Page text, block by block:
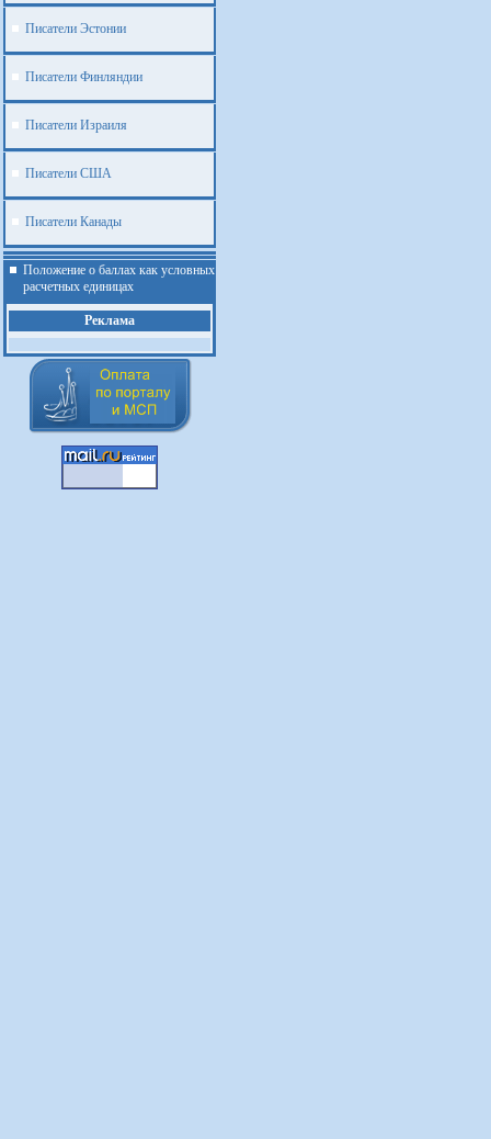
Писатели Эстонии
Писатели Финляндии
Писатели Израиля
Писатели США
Писатели Канады
Положение о баллах как условных
расчетных единицах
Реклама